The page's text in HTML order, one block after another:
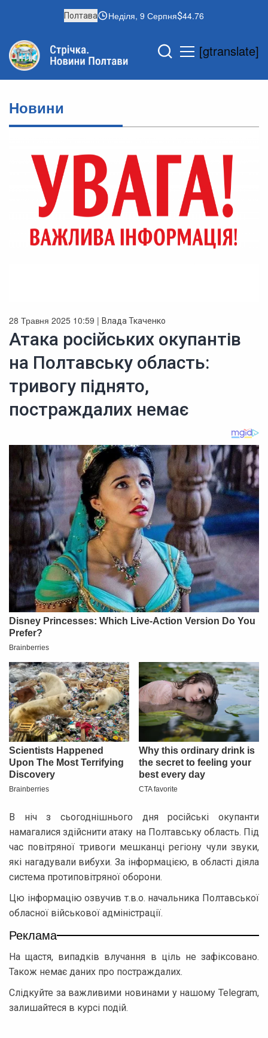
Полтава Неділя, 9 Серпня 44.76
[gtranslate]
Новини
28 Травня 2025 10:59 | Влада Ткаченко
Атака російських окупантів
на Полтавську область:
тривогу піднято,
постраждалих немає
В ніч з сьогоднішнього дня російські окупанти
намагалися здійснити атаку на Полтавську область. Під
час повітряної тривоги мешканці регіону чули звуки,
які нагадували вибухи. За інформацією, в області діяла
система протиповітряної оборони.
Цю інформацію озвучив т.в.о. начальника Полтавської
обласної військової адміністрації.
Реклама
На щастя, випадків влучання в ціль не зафіксовано.
Також немає даних про постраждалих.
Слідкуйте за важливими новинами у нашому Telegram,
залишайтеся в курсі подій.